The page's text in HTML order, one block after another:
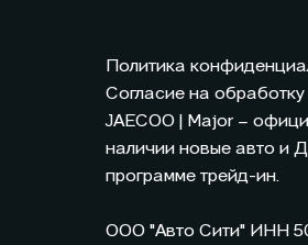
Политика
Согласие на
JAECOO | Major –
наличии новые авто и
программе трейд-ин.
ООО "Авто Сити" ИНН